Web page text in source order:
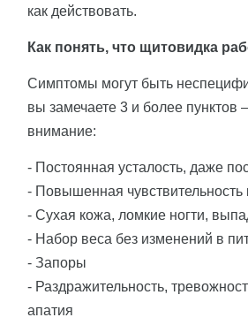
как действовать.
Как понять, что щитовидка
Симптомы могут быть
вы замечаете 3 и более пунктов
внимание:
- Постоянная усталость, даже
- Повышенная чувствительность
- Сухая кожа, ломкие ногти,
- Набор веса без изменений в
- Запоры
- Раздражительность,
апатия